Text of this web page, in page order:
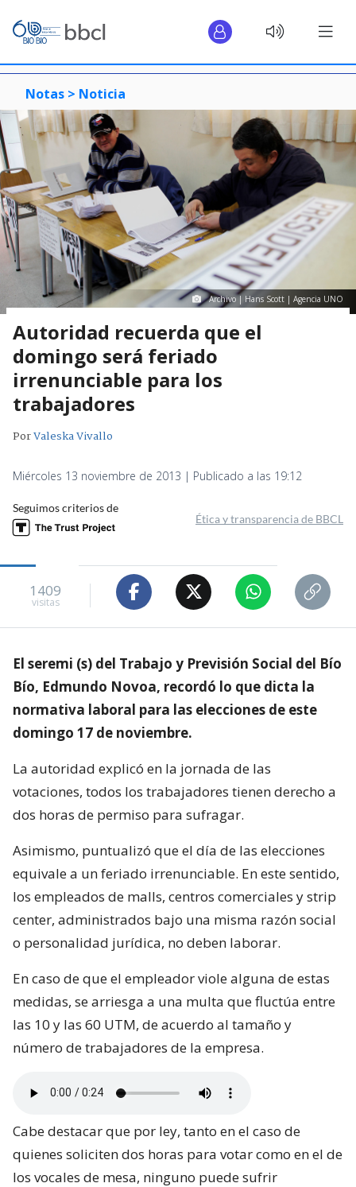
Notas > Noticia
Archivo | Hans Scott | Agencia UNO
Autoridad recuerda que el
domingo será feriado
irrenunciable para los
trabajadores
PorValeska Vivallo
Miércoles 13 noviembre de 2013 | Publicado a las 19:12
Seguimos criterios de
Ética y transparencia de BBCL
1409
visitas
El seremi (s) del Trabajo y Previsión Social del Bío
Bío, Edmundo Novoa, recordó lo que dicta la
normativa laboral para las elecciones de este
domingo 17 de noviembre.
La autoridad explicó en la jornada de las
votaciones, todos los trabajadores tienen derecho a
dos horas de permiso para sufragar.
Asimismo, puntualizó que el día de las elecciones
equivale a un feriado irrenunciable. En este sentido,
los empleados de malls, centros comerciales y strip
center, administrados bajo una misma razón social
o personalidad jurídica, no deben laborar.
En caso de que el empleador viole alguna de estas
medidas, se arriesga a una multa que fluctúa entre
las 10 y las 60 UTM, de acuerdo al tamaño y
número de trabajadores de la empresa.
Cabe destacar que por ley, tanto en el caso de
quienes soliciten dos horas para votar como en el de
los vocales de mesa, ninguno puede sufrir